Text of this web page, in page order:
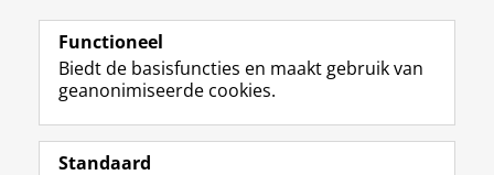
Volg de RUG
F
a
L
i
R
S
I
n
Y
o
Functioneel
Biedt de basisfuncties en maakt gebruik van
geanonimiseerde cookies.
Standaard